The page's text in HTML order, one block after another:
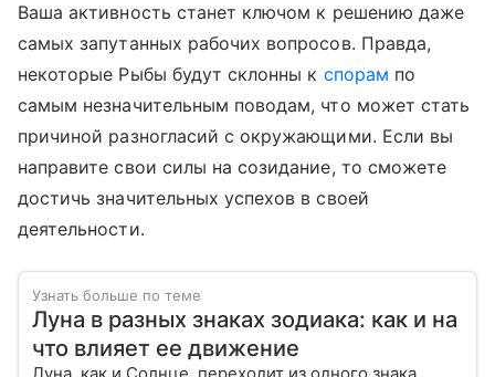
Ваша активность станет ключом к решению даже
самых запутанных рабочих вопросов. Правда,
некоторые Рыбы будут склонны к спорам по
самым незначительным поводам, что может стать
причиной разногласий с окружающими. Если вы
направите свои силы на созидание, то сможете
достичь значительных успехов в своей
деятельности.
Узнать больше по теме
Луна в разных знаках зодиака: как и на
что влияет ее движение